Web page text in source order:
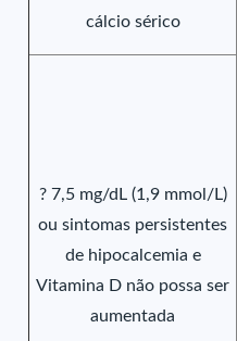
cálcio sérico
? 7,5 mg/dL (1,9 mmol/L)
ou sintomas persistentes
de hipocalcemia e
Vitamina D não possa ser
aumentada